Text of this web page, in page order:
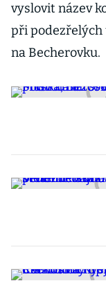
vyslovit název
při podezřelých
na Becherovku.